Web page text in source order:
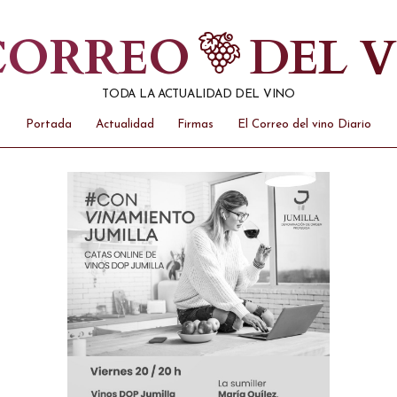
DEL
TODA LA ACTUALIDAD DEL VINO
Portada Actualidad Firmas El Correo del vino Diario